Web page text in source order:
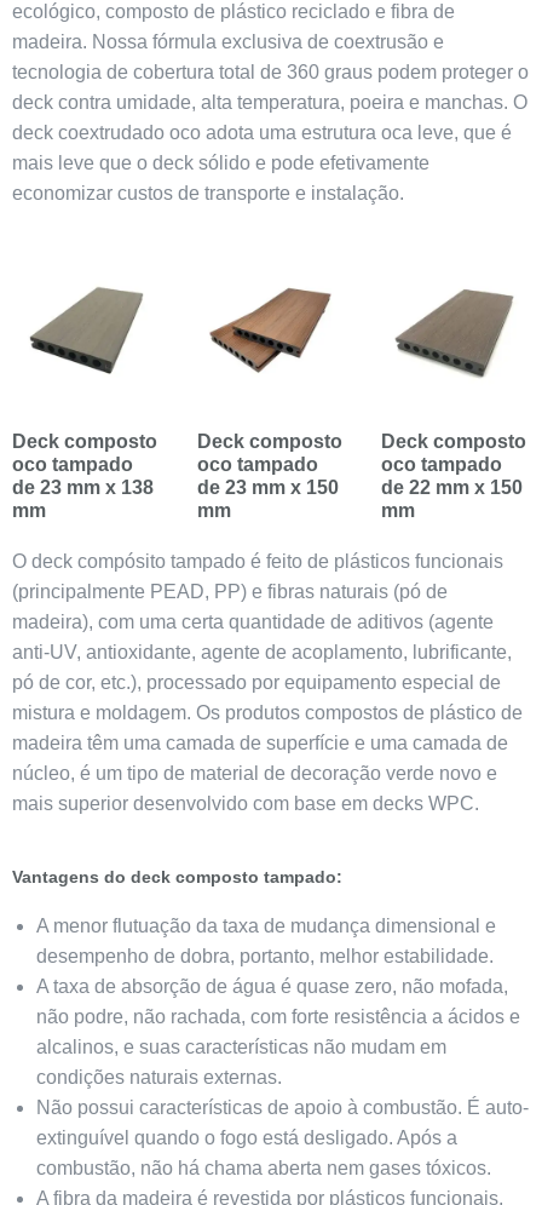
ecológico, composto de plástico reciclado e fibra de
madeira. Nossa fórmula exclusiva de coextrusão e
tecnologia de cobertura total de 360 graus podem proteger o
deck contra umidade, alta temperatura, poeira e manchas. O
deck coextrudado oco adota uma estrutura oca leve, que é
mais leve que o deck sólido e pode efetivamente
economizar custos de transporte e instalação.
Deck composto
oco tampado
de 23 mm x 138
mm
Deck composto
oco tampado
de 23 mm x 150
mm
Deck composto
oco tampado
de 22 mm x 150
mm
O deck compósito tampado é feito de plásticos funcionais
(principalmente PEAD, PP) e fibras naturais (pó de
madeira), com uma certa quantidade de aditivos (agente
anti-UV, antioxidante, agente de acoplamento, lubrificante,
pó de cor, etc.), processado por equipamento especial de
mistura e moldagem. Os produtos compostos de plástico de
madeira têm uma camada de superfície e uma camada de
núcleo, é um tipo de material de decoração verde novo e
mais superior desenvolvido com base em decks WPC.
Vantagens do deck composto tampado:
A menor flutuação da taxa de mudança dimensional e
desempenho de dobra, portanto, melhor estabilidade.
A taxa de absorção de água é quase zero, não mofada,
não podre, não rachada, com forte resistência a ácidos e
alcalinos, e suas características não mudam em
condições naturais externas.
Não possui características de apoio à combustão. É auto-
extinguível quando o fogo está desligado. Após a
combustão, não há chama aberta nem gases tóxicos.
A fibra da madeira é revestida por plásticos funcionais,